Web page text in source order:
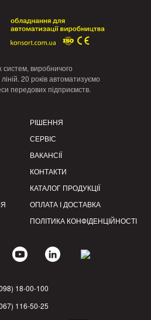
систем, виробничого
20 років автоматизуємо
передових підприємств.
РІШЕННЯ
СЕРВІС
ВАКАНСІЇ
КОНТАКТИ
КАТАЛОГ ПРОДУКЦІЇ
ОПЛАТА І ДОСТАВКА
ПОЛІТИКА КОНФІДЕНЦІЙНОСТІ
18-00-100
116-50-25